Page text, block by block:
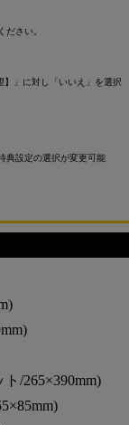
さい。
】」に対し「いいえ」を選択
典設定の選択が変更可能
/265×390mm)